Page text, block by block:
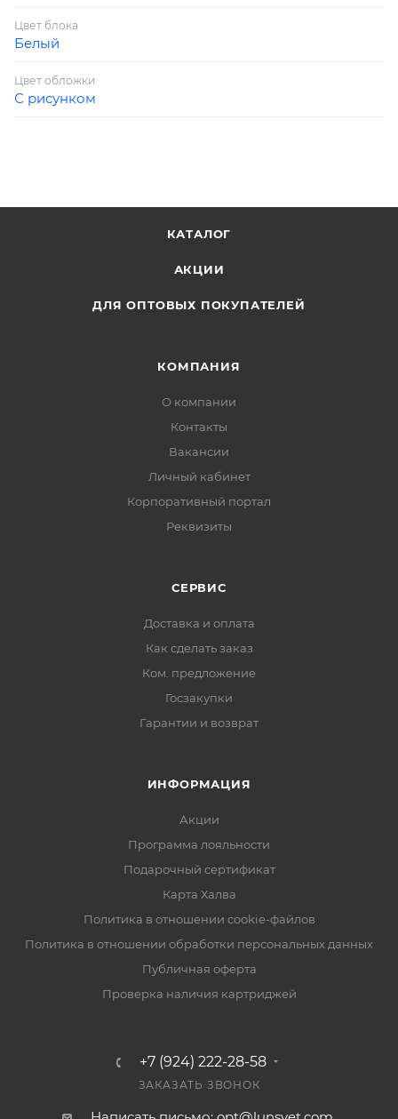
Цвет блока
Белый
Цвет обложки
С рисунком
КАТАЛОГ
АКЦИИ
ДЛЯ ОПТОВЫХ ПОКУПАТЕЛЕЙ
КОМПАНИЯ
О компании
Контакты
Вакансии
Личный кабинет
Корпоративный портал
Реквизиты
СЕРВИС
Доставка и оплата
Как сделать заказ
Ком. предложение
Госзакупки
Гарантии и возврат
ИНФОРМАЦИЯ
Акции
Программа лояльности
Подарочный сертификат
Карта Халва
Политика в отношении cookie-файлов
Политика в отношении обработки персональных данных
Публичная оферта
Проверка наличия картриджей
+7 (924) 222-28-58
ЗАКАЗАТЬ ЗВОНОК